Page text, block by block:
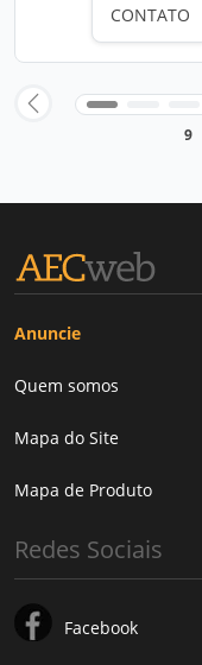
CONTATO
9
Anuncie
Quem somos
Mapa do Site
Mapa de Produto
Redes Sociais
Facebook